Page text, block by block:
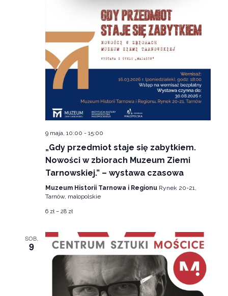
9 maja, 10:00 - 15:00
„Gdy przedmiot staje się zabytkiem.
Nowości w zbiorach Muzeum Ziemi
Tarnowskiej.” – wystawa czasowa
Muzeum Historii Tarnowa i Regionu Rynek 20-21,
Tarnów, malopolskie
6 zł – 28 zł
SOB.
9